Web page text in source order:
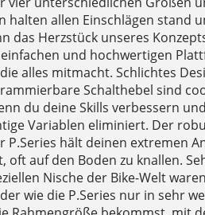
halten allen Einschlägen stand
das Herzstück unseres
und hochwertigen
alles mitmacht. Schlichtes
Schalthebel sind
du deine Skills verbessern
Variablen eliminiert. Der
hält deinen extremen
oft auf den Boden zu knallen.
Nische der Bike-Welt
wie die P.Series nur in sehr